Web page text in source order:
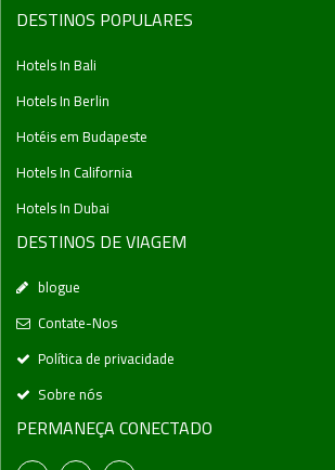
DESTINOS POPULARES
Hotels In Bali
Hotels In Berlin
Hotéis em Budapeste
Hotels In California
Hotels In Dubai
DESTINOS DE VIAGEM
blogue
Contate-Nos
Política de privacidade
Sobre nós
PERMANEÇA CONECTADO